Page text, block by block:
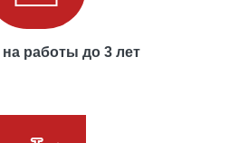
на работы до 3 лет